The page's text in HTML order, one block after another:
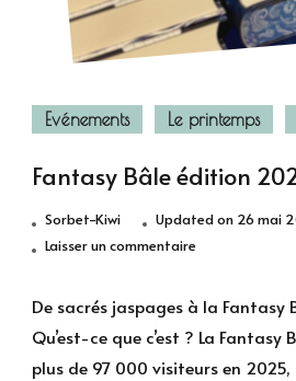
Evénements Le printemps
Fantasy Bâle édition
Sorbet-Kiwi Updated on 26 mai
Laisser un commentairesur
Bâle
2026
De sacrés jaspages à la Fantasy
Qu’est-ce que c’est ? La
plus de 97 000 visiteurs en